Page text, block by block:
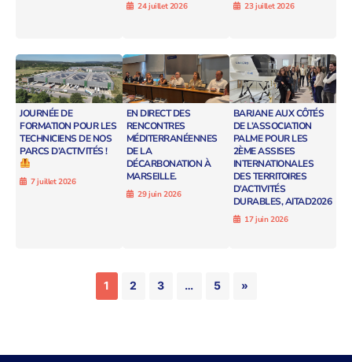
24 juillet 2026 23 juillet 2026
JOURNÉE DE
FORMATION POUR LES
TECHNICIENS DE NOS
PARCS D’ACTIVITÉS !
7 juillet 2026
EN DIRECT DES
RENCONTRES
MÉDITERRANÉENNES
DE LA
DÉCARBONATION À
MARSEILLE.
29 juin 2026
BARJANE AUX CÔTÉS
DE L’ASSOCIATION
PALME POUR LES
2ÈME ASSISES
INTERNATIONALES
DES TERRITOIRES
D’ACTIVITÉS
DURABLES, AITAD2026
17 juin 2026
1 2 3 … 5 »